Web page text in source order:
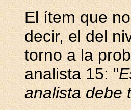
El ítem que
decir, el del
torno a la
analista 15: "
analista debe